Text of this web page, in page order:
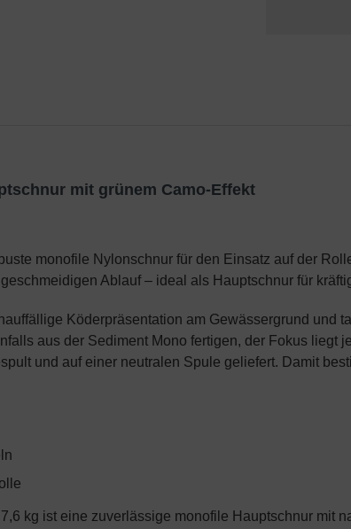
mit grünem Camo-Effekt
monofile Nylonschnur für den Einsatz auf der
Ablauf – ideal als Hauptschnur für
Köderpräsentation am Gewässergrund und
aus der Sediment Mono fertigen, der Fokus liegt
und auf einer neutralen Spule geliefert. Damit
kg ist eine zuverlässige monofile Hauptschnur mit